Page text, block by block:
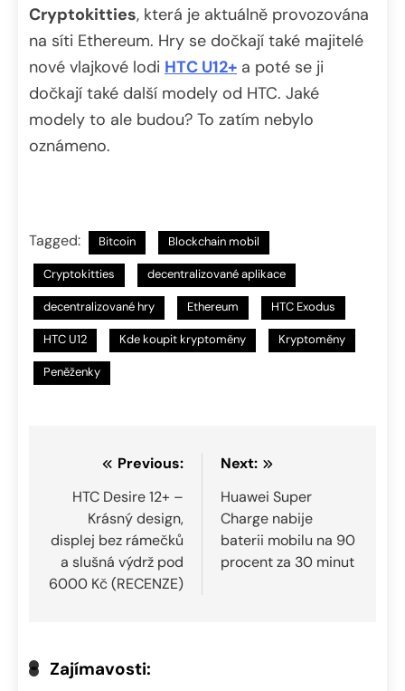
Cryptokitties, která je aktuálně provozována
na síti Ethereum. Hry se dočkají také majitelé
nové vlajkové lodi HTC U12+ a poté se ji
dočkají také další modely od HTC. Jaké
modely to ale budou? To zatím nebylo
oznámeno.
Tagged: Bitcoin Blockchain mobil
Cryptokitties decentralizované aplikace
decentralizované hry Ethereum HTC Exodus
HTC U12 Kde koupit kryptoměny Kryptoměny
Peněženky
Navigace
pro
příspěvek
Previous:
HTC Desire 12+ –
Krásný design,
displej bez rámečků
a slušná výdrž pod
6000 Kč (RECENZE)
Next:
Huawei Super
Charge nabije
baterii mobilu na 90
procent za 30 minut
Zajímavosti: